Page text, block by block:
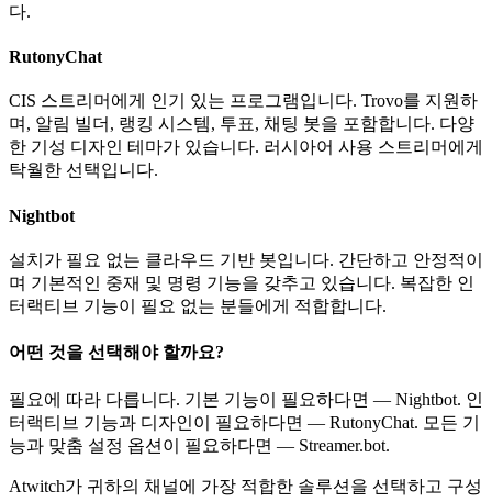
다.
RutonyChat
CIS 스트리머에게 인기 있는 프로그램입니다. Trovo를 지원하
며, 알림 빌더, 랭킹 시스템, 투표, 채팅 봇을 포함합니다. 다양
한 기성 디자인 테마가 있습니다. 러시아어 사용 스트리머에게
탁월한 선택입니다.
Nightbot
설치가 필요 없는 클라우드 기반 봇입니다. 간단하고 안정적이
며 기본적인 중재 및 명령 기능을 갖추고 있습니다. 복잡한 인
터랙티브 기능이 필요 없는 분들에게 적합합니다.
어떤 것을 선택해야 할까요?
필요에 따라 다릅니다. 기본 기능이 필요하다면 — Nightbot. 인
터랙티브 기능과 디자인이 필요하다면 — RutonyChat. 모든 기
능과 맞춤 설정 옵션이 필요하다면 — Streamer.bot.
Atwitch가 귀하의 채널에 가장 적합한 솔루션을 선택하고 구성